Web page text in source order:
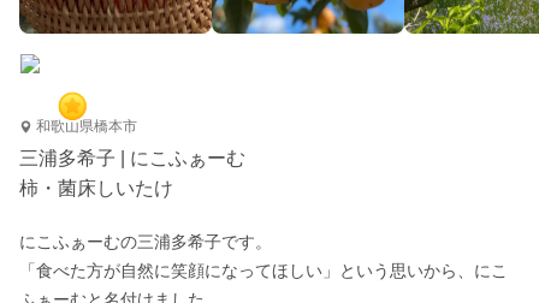
和歌山県橋本市
三浦多希子 | にこふぁーむ
柿・菌床しいたけ
にこふぁーむの三浦多希子です。
「食べた方が自然に笑顔になってほしい」という思いから、にこ